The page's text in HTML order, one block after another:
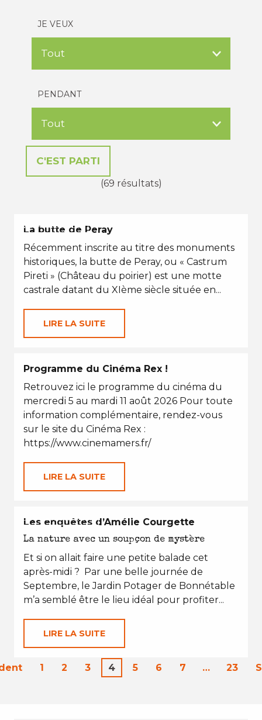
JE VEUX
PENDANT
(69 résultats)
VACANCES D'ÉTÉ
La butte de Peray
Récemment inscrite au titre des monuments
historiques, la butte de Peray, ou « Castrum
Pireti » (Château du poirier) est une motte
castrale datant du XIème siècle située en...
LIRE LA SUITE
Programme du Cinéma Rex !
Retrouvez ici le programme du cinéma du
mercredi 5 au mardi 11 août 2026 Pour toute
information complémentaire, rendez-vous
sur le site du Cinéma Rex :
https://www.cinemamers.fr/
LIRE LA SUITE
EN TOUTES SAISONS
Les enquêtes d’Amélie Courgette
La nature avec un soupçon de mystère
Et si on allait faire une petite balade cet
après-midi ? Par une belle journée de
Septembre, le Jardin Potager de Bonnétable
m’a semblé être le lieu idéal pour profiter...
LIRE LA SUITE
1 2 3 4 5 6 7 … 23